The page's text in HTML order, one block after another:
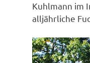
Kuhlmann im
alljährliche